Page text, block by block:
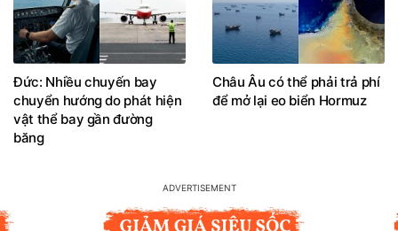
Đức: Nhiều chuyến bay
chuyển hướng do phát hiện
vật thể bay gần đường
băng
Châu Âu có thể phải trả phí
để mở lại eo biển Hormuz